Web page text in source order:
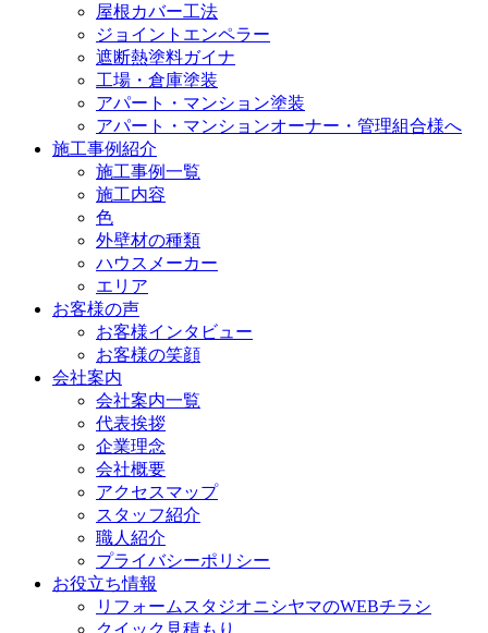
屋根カバー工法
ジョイントエンペラー
遮断熱塗料ガイナ
工場・倉庫塗装
アパート・マンション塗装
アパート・マンションオーナー・管理組合様へ
施工事例紹介
施工事例一覧
施工内容
色
外壁材の種類
ハウスメーカー
エリア
お客様の声
お客様インタビュー
お客様の笑顔
会社案内
会社案内一覧
代表挨拶
企業理念
会社概要
アクセスマップ
スタッフ紹介
職人紹介
プライバシーポリシー
お役立ち情報
リフォームスタジオニシヤマのWEBチラシ
クイック見積もり